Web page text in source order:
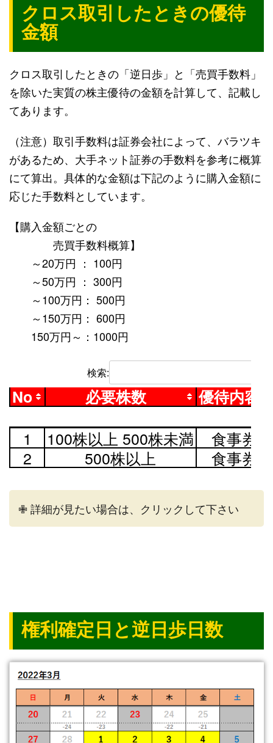
クロス取引したときの優待
金額
クロス取引したときの「逆日歩」と「売買手数料」
を除いた実質の株主優待の金額を計算して、記載し
てあります。
（注意）取引手数料は証券会社によって、バラツキ
があるため、大手ネット証券の手数料を参考に概算
にて算出。具体的な金額は下記のように購入金額に
応じた手数料としています。
【購入金額ごとの
売買手数料概算】
～20万円 ： 100円
～50万円 ： 300円
～100万円： 500円
～150万円： 600円
150万円～：1000円
検索:
No 必要株数
優待内容
No
必要株数 優待内容
1 100株以上 500株未満
食事券
2
500株以上 食事券
✙ 詳細が見たい場合は、クリックして下さい
権利確定日と逆日歩日数